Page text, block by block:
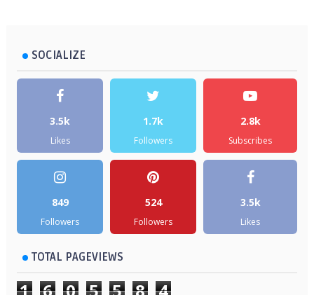
SOCIALIZE
3.5k
Likes
1.7k
Followers
2.8k
Subscribes
849
Followers
524
Followers
3.5k
Likes
TOTAL PAGEVIEWS